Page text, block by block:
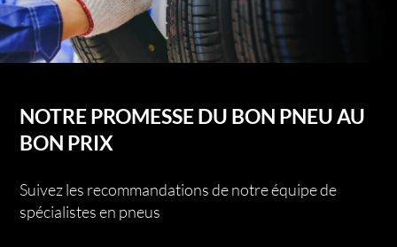
NOTRE PROMESSE DU BON PNEU AU
BON PRIX
Suivez les recommandations de notre équipe de
spécialistes en pneus